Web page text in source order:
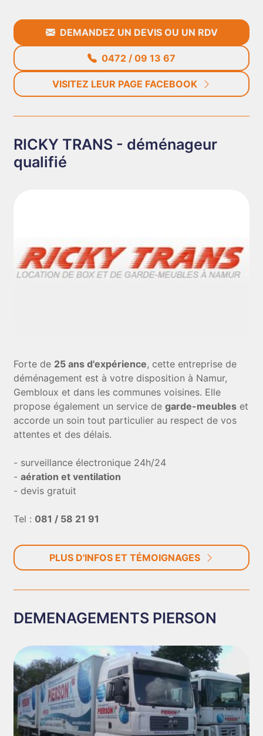
DEMANDEZ UN DEVIS OU UN RDV
0472 / 09 13 67
VISITEZ LEUR PAGE FACEBOOK
RICKY TRANS - déménageur
qualifié
Forte de 25 ans d'expérience, cette entreprise de
déménagement est à votre disposition à Namur,
Gembloux et dans les communes voisines. Elle
propose également un service degarde-meubles et
accorde un soin tout particulier au respect de vos
attentes et des délais.
- surveillance électronique 24h/24
-aération et ventilation
- devis gratuit
Tel : 081 / 58 21 91
PLUS D'INFOS ET TÉMOIGNAGES
DEMENAGEMENTS PIERSON